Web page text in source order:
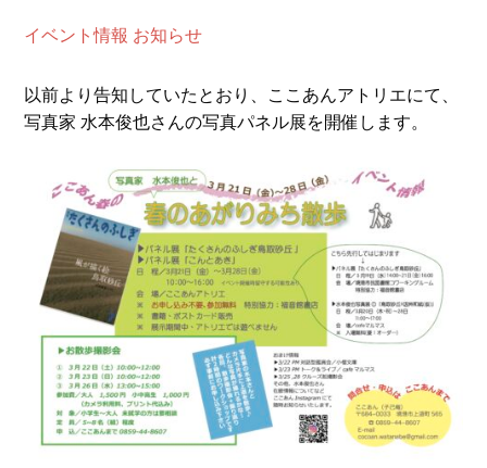
イベント情報 お知らせ
以前より告知していたとおり、ここあんアトリエにて、
写真家 水本俊也さんの写真パネル展を開催します。